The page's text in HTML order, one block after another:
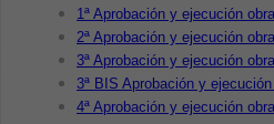
1ª Aprobación y ejecución
2ª Aprobación y ejecución
3ª Aprobación y ejecución
3ª BIS Aprobación y
4ª Aprobación y ejecución